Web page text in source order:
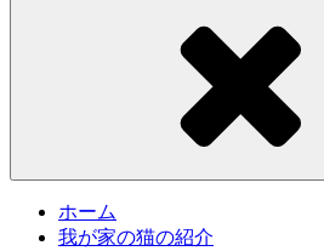
ホーム
我が家の猫の紹介